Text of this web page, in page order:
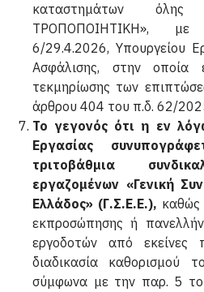
καταστημάτων
ΤΡΟΠΟΠΟΙΗΤΙΚΗ»,
6/29.4.2026, Υπουργείου
Ασφάλισης, στην οποία
τεκμηρίωσης των
άρθρου 404 του π.δ. 62/
Το γεγονός ότι η εν
Εργασίας
τριτοβάθμια
εργαζομένων «Γενική
Ελλάδος» (Γ.Σ.Ε.Ε.), καθώς
εκπροσώπησης ή
εργοδοτών από εκείνες
διαδικασία καθορισμού
σύμφωνα με την παρ. 5